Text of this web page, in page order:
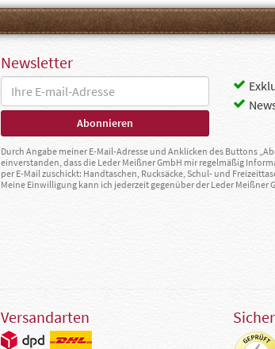
Newsletter
Durch Angabe meiner E-Mail-Adresse und Anklicken des Buttons
einverstanden, dass die Leder Meißner GmbH mir regelmäßig
per E-Mail zuschickt: Handtaschen, Rucksäcke, Schul- und
Meine Einwilligung kann ich jederzeit gegenüber der Leder Meißner
Versandarten